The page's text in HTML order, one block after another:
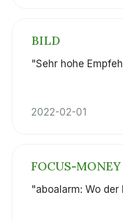
BILD
"Sehr hohe
2022-02-01
FOCUS-MONEY
"aboalarm: Wo der